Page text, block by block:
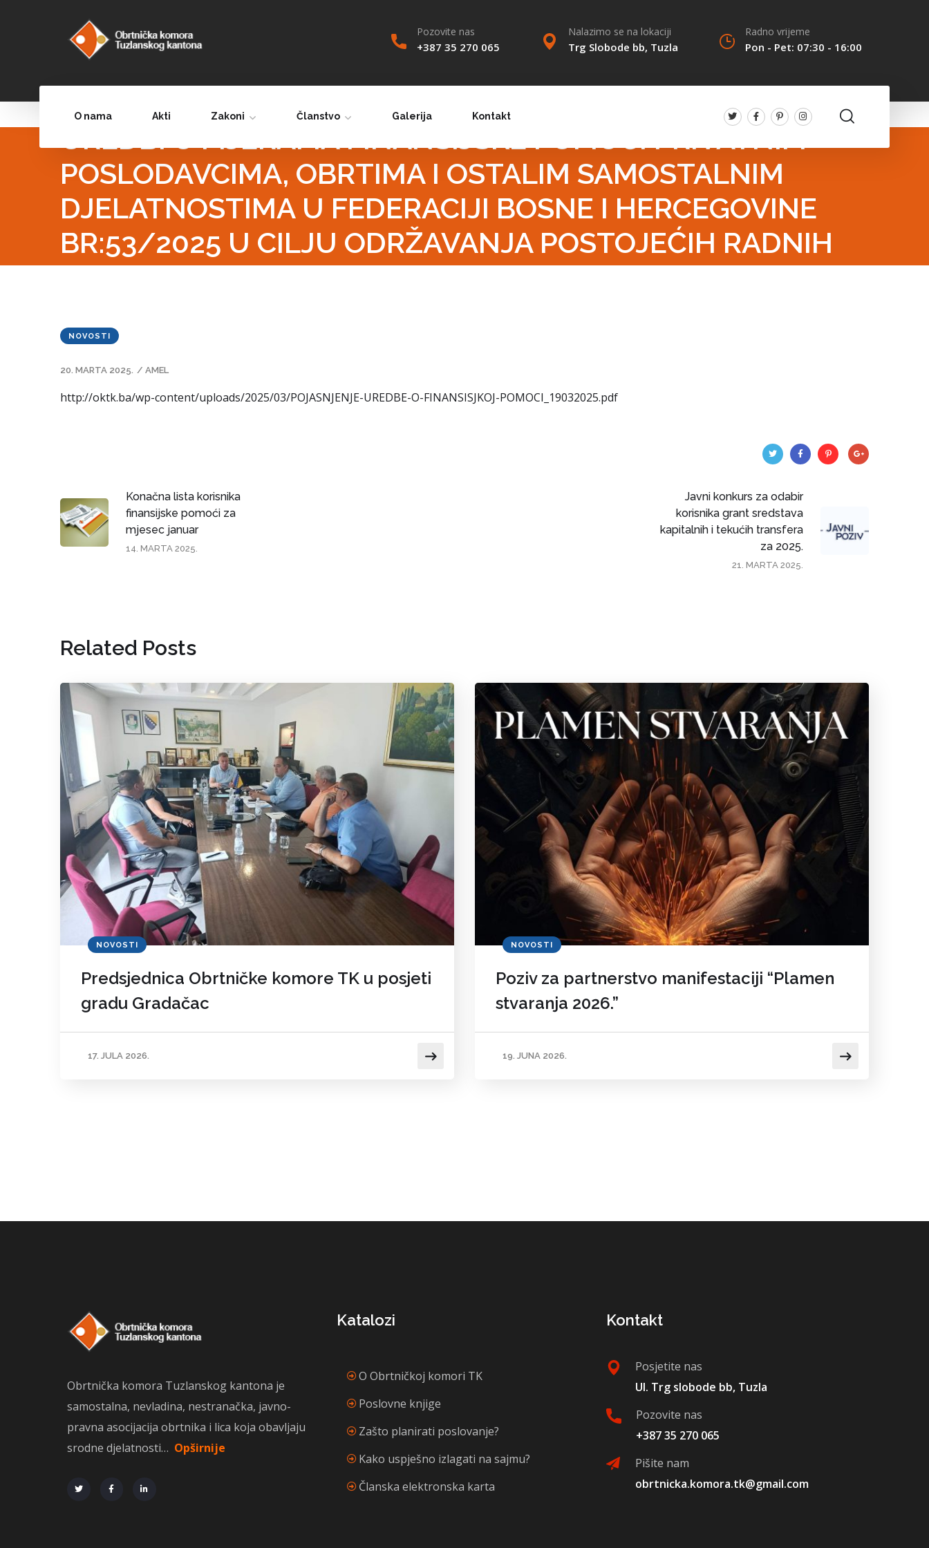
Pozovite nas
+387 35 270 065
Nalazimo se na lokaciji
Trg Slobode bb, Tuzla
Radno vrijeme
Pon - Pet: 07:30 - 16:00
O nama Akti Zakoni Članstvo Galerija Kontakt
OBAVJEŠTENJE U VEZI NEISPUNJENJA USLOVA PO
UREDBI O MJERAMA FINANSIJSKE POMOĆI PRIVATNIM
POSLODAVCIMA, OBRTIMA I OSTALIM SAMOSTALNIM
DJELATNOSTIMA U FEDERACIJI BOSNE I HERCEGOVINE
BR:53/2025 U CILJU ODRŽAVANJA POSTOJEĆIH RADNIH
NOVOSTI
20. MARTA 2025. / AMEL
http://oktk.ba/wp-content/uploads/2025/03/POJASNJENJE-UREDBE-O-FINANSISJKOJ-POMOCI_19032025.pdf
Konačna lista korisnika
finansijske pomoći za
mjesec januar
14. MARTA 2025.
Javni konkurs za odabir
korisnika grant sredstava
kapitalnih i tekućih transfera
za 2025.
21. MARTA 2025.
Related Posts
NOVOSTI
Predsjednica Obrtničke komore TK u posjeti
gradu Gradačac
17. JULA 2026.
NOVOSTI
Poziv za partnerstvo manifestaciji “Plamen
stvaranja 2026.”
19. JUNA 2026.
Obrtnička komora Tuzlanskog kantona je
samostalna, nevladina, nestranačka, javno-
pravna asocijacija obrtnika i lica koja obavljaju
srodne djelatnosti… Opširnije
Katalozi
O Obrtničkoj komori TK
Poslovne knjige
Zašto planirati poslovanje?
Kako uspješno izlagati na sajmu?
Članska elektronska karta
Kontakt
Posjetite nas
Ul. Trg slobode bb, Tuzla
Pozovite nas
+387 35 270 065
Pišite nam
obrtnicka.komora.tk@gmail.com